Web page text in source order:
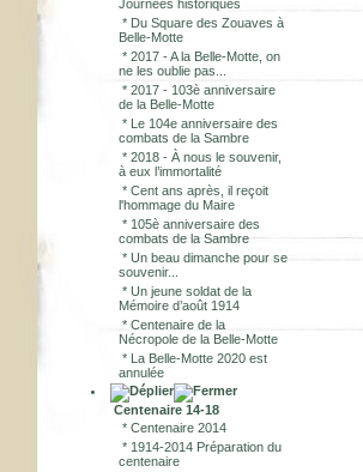
Journées historiques
* Du Square des Zouaves à
Belle-Motte
* 2017 - A la Belle-Motte, on
ne les oublie pas...
* 2017 - 103è anniversaire
de la Belle-Motte
* Le 104e anniversaire des
combats de la Sambre
* 2018 - À nous le souvenir,
à eux l’immortalité
* Cent ans après, il reçoit
l'hommage du Maire
* 105è anniversaire des
combats de la Sambre
* Un beau dimanche pour se
souvenir...
* Un jeune soldat de la
Mémoire d’août 1914
* Centenaire de la
Nécropole de la Belle-Motte
* La Belle-Motte 2020 est
annulée
Centenaire 14-18
* Centenaire 2014
* 1914-2014 Préparation du
centenaire